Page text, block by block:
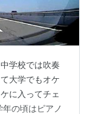
学校では吹奏
大学でもオケ
に入ってチェ
の頃はピアノ